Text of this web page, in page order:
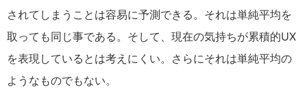
されてしまうことは容易に予測できる。それは単純平均を
取っても同じ事である。そして、現在の気持ちが累積的UX
を表現しているとは考えにくい。さらにそれは単純平均の
ようなものでもない。